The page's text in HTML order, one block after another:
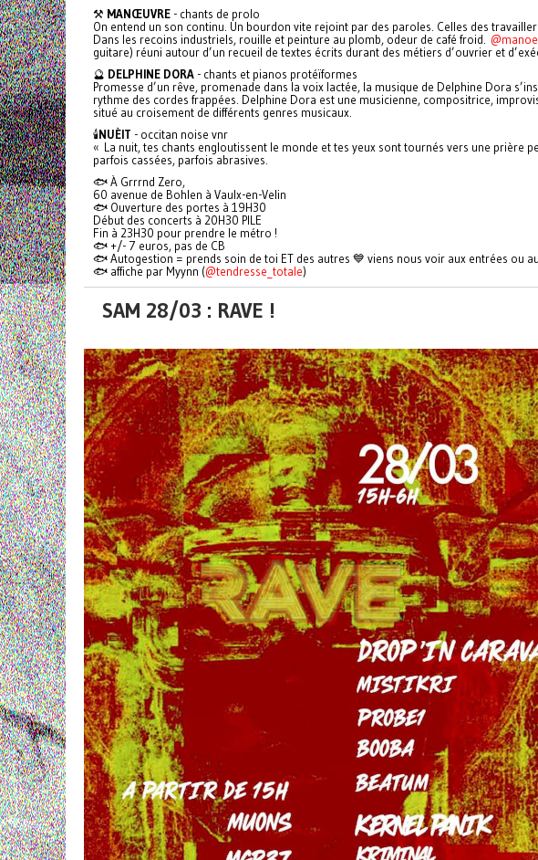
⚒️ MANŒUVRE - chants de prolo
On entend un son continu. Un bourdon vite rejoint par des paroles. Celles des
Dans les recoins industriels, rouille et peinture au plomb, odeur de café froid.
guitare) réuni autour d’un recueil de textes écrits durant des métiers d’ouvrier et
🔮 DELPHINE DORA - chants et pianos protéïformes
Promesse d’un rêve, promenade dans la voix lactée, la musique de Delphine Dora
rythme des cordes frappées. Delphine Dora est une musicienne, compositrice,
situé au croisement de différents genres musicaux.
🕯️NUÈIT - occitan noise vnr
« La nuit, tes chants engloutissent le monde et tes yeux sont tournés vers une prière
parfois cassées, parfois abrasives.
🐟 À Grrrnd Zero,
60 avenue de Bohlen à Vaulx-en-Velin
🐟 Ouverture des portes à 19H30
Début des concerts à 20H30 PILE
Fin à 23H30 pour prendre le métro !
🐟 +/- 7 euros, pas de CB
🐟 Autogestion = prends soin de toi ET des autres 💙 viens nous voir aux entrées ou
🐟 affiche par Myynn (@tendresse_totale)
SAM 28/03 : RAVE !